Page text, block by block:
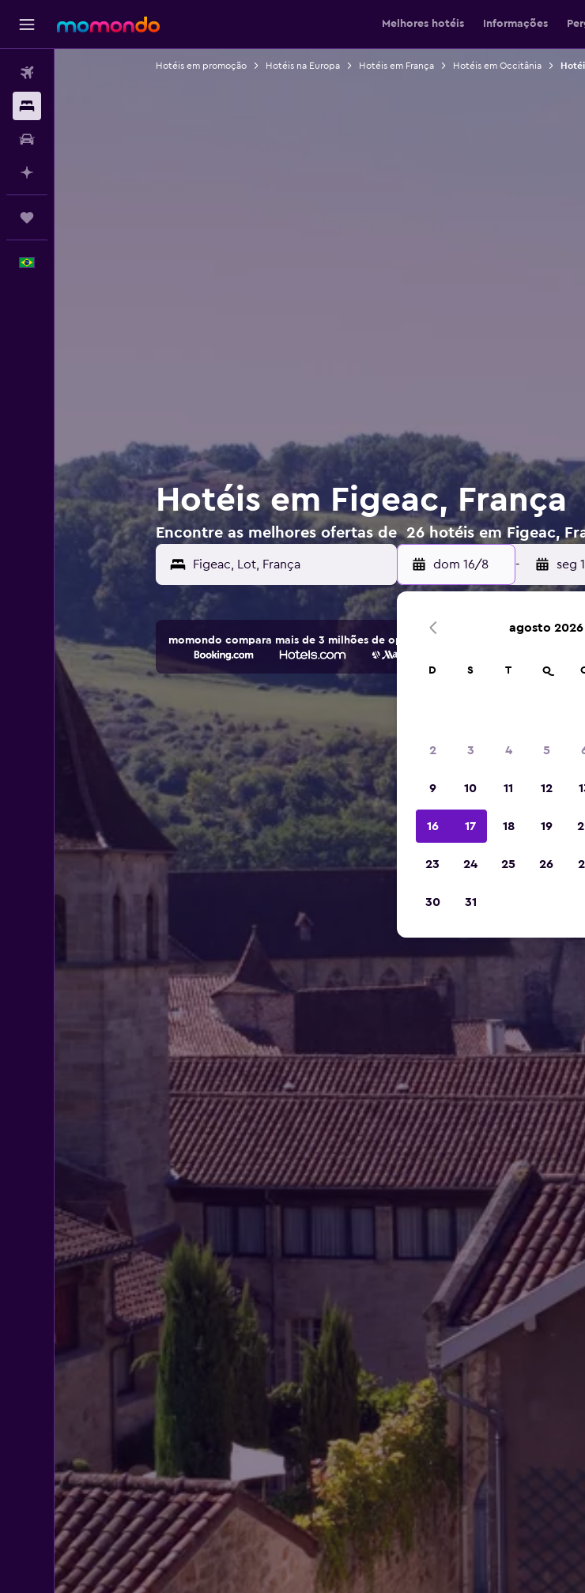
Melhores hotéis Informações
Hotéis em promoção Hotéis na Europa Hotéis em França Hotéis em Occitânia
Hotéis em Figeac, França
Encontre as melhores ofertas de 26 hotéis em Figeac,
dom 16/8 - seg
momondo compara mais de 3 milhões de opções de hotéis e acomodações.
agosto 2026
D S T Q
2 3 4 5
9 10 11 12
16 17 18 19
23 24 25 26
30 31